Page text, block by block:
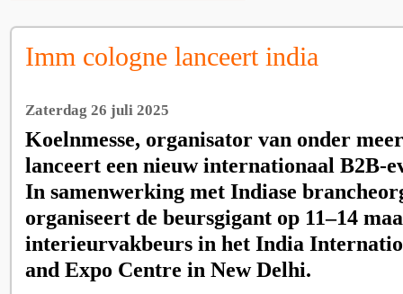
Imm cologne lanceert india
Zaterdag 26 juli 2025
Koelnmesse, organisator van onder
lanceert een nieuw internationaal B2B-
In samenwerking met Indiase
organiseert de beursgigant op 11–14
interieurvakbeurs in het India
and Expo Centre in New Delhi.